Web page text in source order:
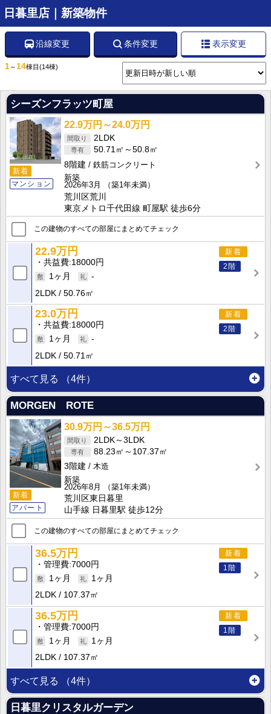
日暮里店｜新築物件
沿線変更 条件変更 表示変更
1～14棟目 (14棟)
シーズンフラッツ町屋
新着
マンション
22.9万円～24.0万円
2LDK
50.71㎡～50.8㎡
8階建
鉄筋コンクリート
新築
2026年3月
（築1年未満）
荒川区荒川
東京メトロ千代田線 町屋駅 徒歩6分
この建物のすべての部屋にまとめてチェック
新着
2階
22.9万円
共益費 18000円
1ヶ月
-
2LDK
50.76㎡
新着
2階
23.0万円
共益費 18000円
1ヶ月
-
2LDK
50.71㎡
すべて見る （4件）
MORGEN ROTE
新着
アパート
30.9万円～36.5万円
2LDK～3LDK
88.23㎡～107.37㎡
3階建
木造
新築
2026年8月
（築1年未満）
荒川区東日暮里
山手線 日暮里駅 徒歩12分
この建物のすべての部屋にまとめてチェック
新着
1階
36.5万円
管理費 7000円
1ヶ月
1ヶ月
2LDK
107.37㎡
新着
1階
36.5万円
管理費 7000円
1ヶ月
1ヶ月
2LDK
107.37㎡
すべて見る （4件）
日暮里クリスタルガーデン